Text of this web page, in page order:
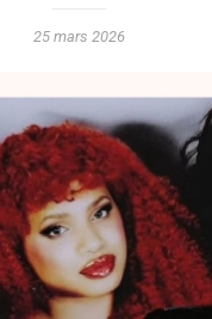
25 mars 2026